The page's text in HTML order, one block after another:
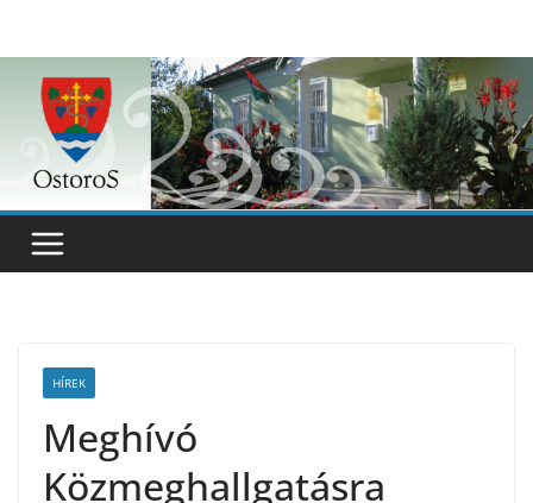
content
HÍREK
Meghívó
Közmeghallgatásra